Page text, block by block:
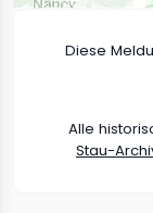
Diese
Alle
Stau-